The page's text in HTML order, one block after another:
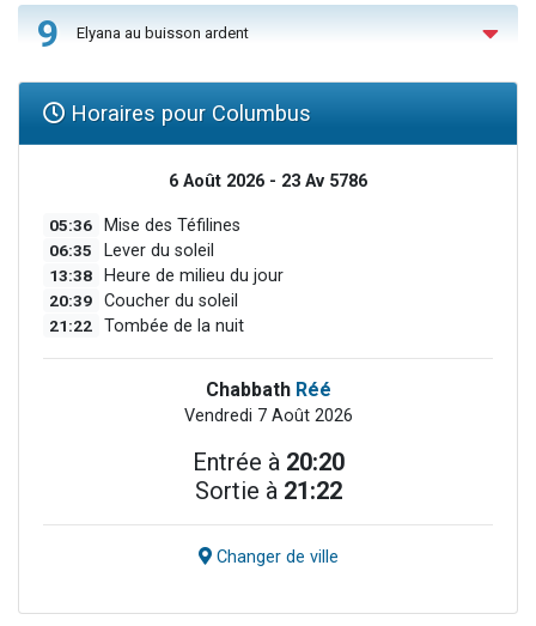
9 Elyana au buisson ardent
Horaires pour Columbus
6 Août 2026 - 23 Av 5786
05:36 Mise des Téfilines
06:35 Lever du soleil
13:38 Heure de milieu du jour
20:39 Coucher du soleil
21:22 Tombée de la nuit
Chabbath Réé
Vendredi 7 Août 2026
Entrée à 20:20
Sortie à 21:22
Changer de ville